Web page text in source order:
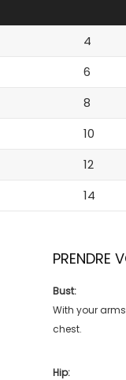
4
6
8
10
12
14
PRENDRE
Bust:
With your
chest.
Hip: